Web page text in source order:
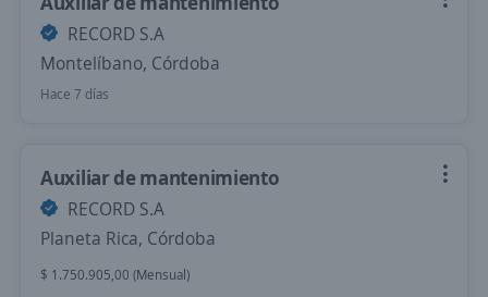
RECORD S.A
Montelíbano, Córdoba
Hace 7 días
Auxiliar de mantenimiento
RECORD S.A
Planeta Rica, Córdoba
$ 1.750.905,00 (Mensual)